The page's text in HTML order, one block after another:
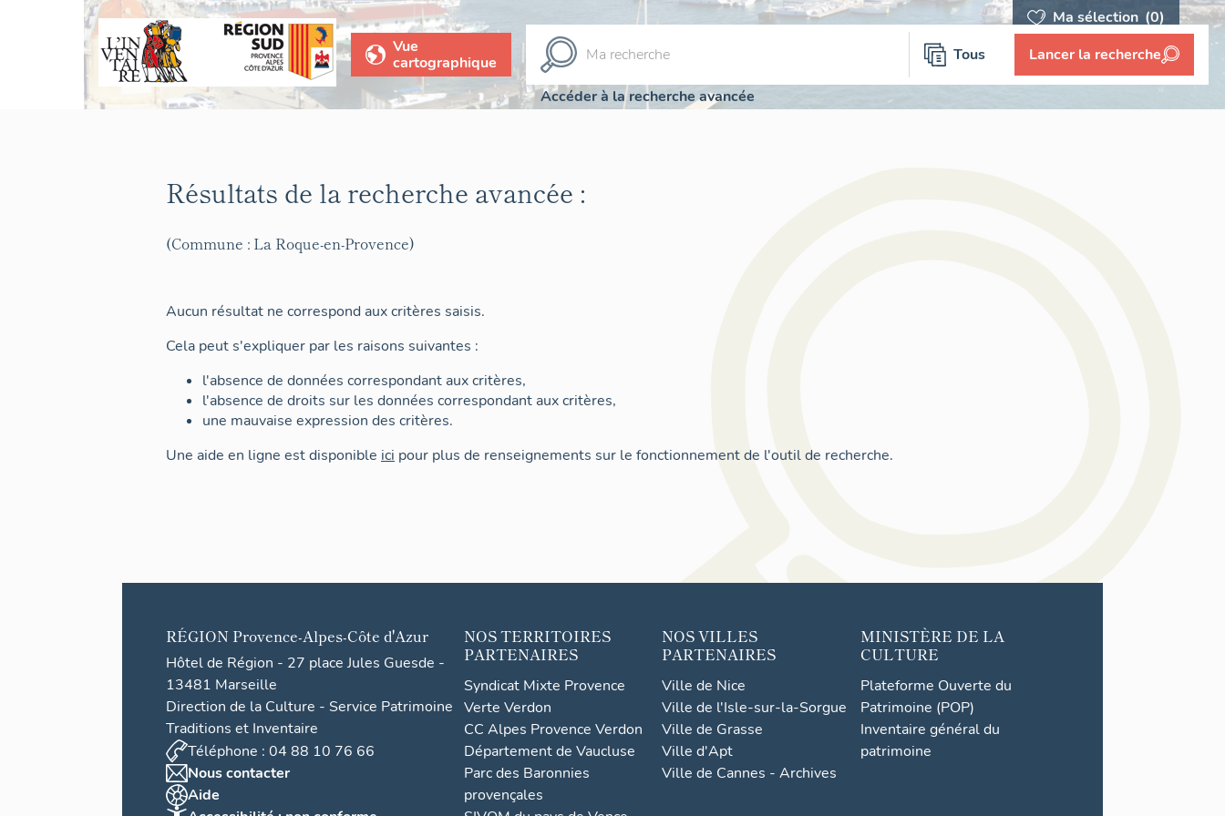
Ma sélection (0)
Vue
cartographique
Tous Lancer la recherche
Accéder à la recherche avancée
Résultats de la recherche avancée :
(Commune : La Roque-en-Provence)
Aucun résultat ne correspond aux critères saisis.
Cela peut s'expliquer par les raisons suivantes :
l'absence de données correspondant aux critères,
l'absence de droits sur les données correspondant aux critères,
une mauvaise expression des critères.
Une aide en ligne est disponible ici pour plus de renseignements sur le fonctionnement de l'outil de recherche.
RÉGION Provence-Alpes-Côte d'Azur
Hôtel de Région - 27 place Jules Guesde -
13481 Marseille
Direction de la Culture - Service Patrimoine
Traditions et Inventaire
Téléphone : 04 88 10 76 66
Nous contacter
Aide
NOS TERRITOIRES
PARTENAIRES
Syndicat Mixte Provence
Verte Verdon
CC Alpes Provence Verdon
Département de Vaucluse
Parc des Baronnies
provençales
NOS VILLES
PARTENAIRES
Ville de Nice
Ville de l'Isle-sur-la-Sorgue
Ville de Grasse
Ville d'Apt
Ville de Cannes - Archives
MINISTÈRE DE LA
CULTURE
Plateforme Ouverte du
Patrimoine (POP)
Inventaire général du
patrimoine